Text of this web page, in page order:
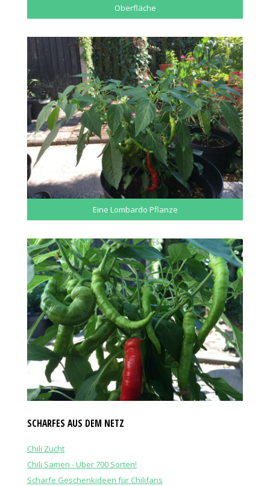
Oberfläche
Eine Lombardo Pflanze
SCHARFES AUS DEM NETZ
Chili Zucht
Chili Samen - Über 700 Sorten!
Scharfe Geschenkideen für Chilifans